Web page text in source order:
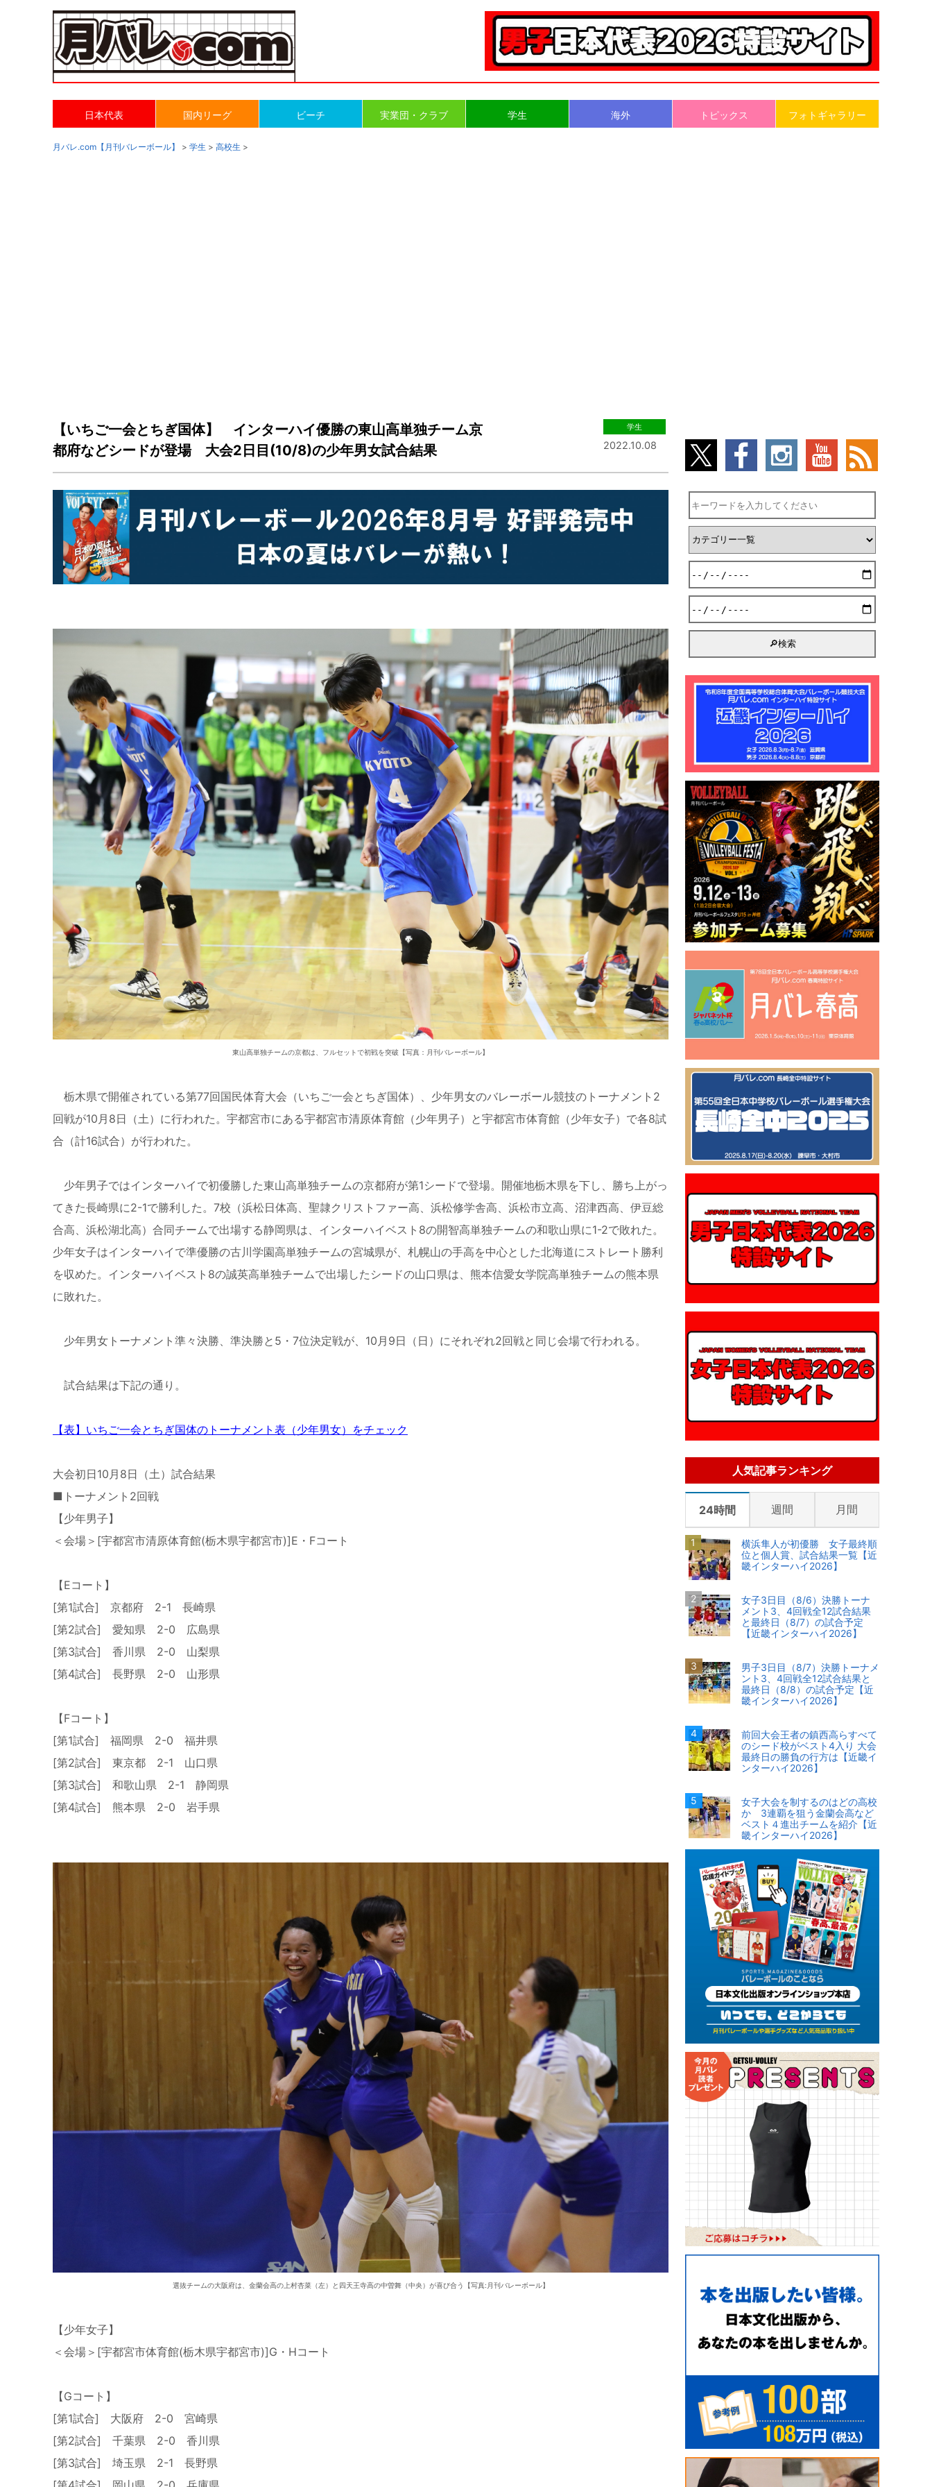
日本代表 国内リーグ ビーチ 実業団・クラブ 学生 海外 トピックス フォトギャラリー
月バレ.com【月刊バレーボール】 > 学生 > 高校生 >
【いちご一会とちぎ国体】 インターハイ優勝の東山高単独チーム京
都府などシードが登場 大会2日目(10/8)の少年男女試合結果
学生
2022.10.08
東山高単独チームの京都は、フルセットで初戦を突破【写真：月刊バレーボール】
栃木県で開催されている第77回国民体育大会（いちご一会とちぎ国体）、少年男女のバレーボール競技のトーナメント2
回戦が10月8日（土）に行われた。宇都宮市にある宇都宮市清原体育館（少年男子）と宇都宮市体育館（少年女子）で各8試
合（計16試合）が行われた。
少年男子ではインターハイで初優勝した東山高単独チームの京都府が第1シードで登場。開催地栃木県を下し、勝ち上がっ
てきた長崎県に2-1で勝利した。7校（浜松日体高、聖隷クリストファー高、浜松修学舎高、浜松市立高、沼津西高、伊豆総
合高、浜松湖北高）合同チームで出場する静岡県は、インターハイベスト8の開智高単独チームの和歌山県に1-2で敗れた。
少年女子はインターハイで準優勝の古川学園高単独チームの宮城県が、札幌山の手高を中心とした北海道にストレート勝利
を収めた。インターハイベスト8の誠英高単独チームで出場したシードの山口県は、熊本信愛女学院高単独チームの熊本県
に敗れた。
少年男女トーナメント準々決勝、準決勝と5・7位決定戦が、10月9日（日）にそれぞれ2回戦と同じ会場で行われる。
試合結果は下記の通り。
【表】いちご一会とちぎ国体のトーナメント表（少年男女）をチェック
大会初日10月8日（土）試合結果
■トーナメント2回戦
【少年男子】
＜会場＞[宇都宮市清原体育館(栃木県宇都宮市)]E・Fコート
【Eコート】
[第1試合] 京都府 2-1 長崎県
[第2試合] 愛知県 2-0 広島県
[第3試合] 香川県 2-0 山梨県
[第4試合] 長野県 2-0 山形県
【Fコート】
[第1試合] 福岡県 2-0 福井県
[第2試合] 東京都 2-1 山口県
[第3試合] 和歌山県 2-1 静岡県
[第4試合] 熊本県 2-0 岩手県
選抜チームの大阪府は、金蘭会高の上村杏菜（左）と四天王寺高の中曽舞（中央）が喜び合う【写真:月刊バレーボール】
【少年女子】
＜会場＞[宇都宮市体育館(栃木県宇都宮市)]G・Hコート
【Gコート】
[第1試合] 大阪府 2-0 宮崎県
[第2試合] 千葉県 2-0 香川県
[第3試合] 埼玉県 2-1 長野県
人気記事ランキング
24時間 週間 月間
横浜隼人が初優勝 女子最終順
位と個人賞、試合結果一覧【近
畿インターハイ2026】
女子3日目（8/6）決勝トーナ
メント3、4回戦全12試合結果
と最終日（8/7）の試合予定
【近畿インターハイ2026】
男子3日目（8/7）決勝トーナメ
ント3、4回戦全12試合結果と
最終日（8/8）の試合予定【近
畿インターハイ2026】
前回大会王者の鎮西高らすべて
のシード校がベスト4入り 大会
最終日の勝負の行方は【近畿イ
ンターハイ2026】
女子大会を制するのはどの高校
か 3連覇を狙う金蘭会高など
ベスト４進出チームを紹介【近
畿インターハイ2026】